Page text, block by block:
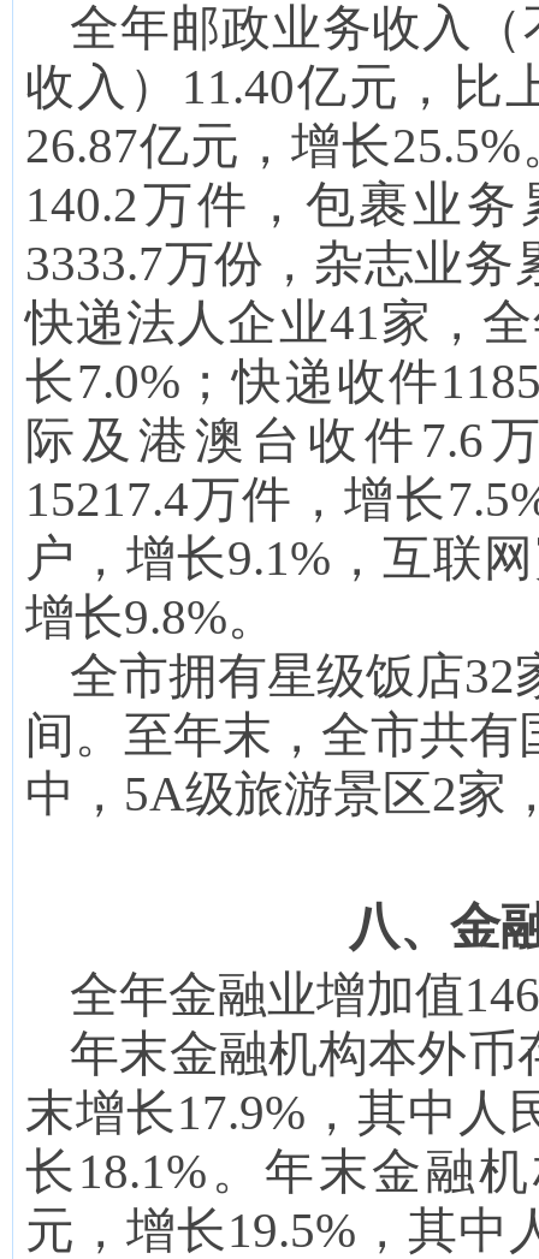
全年邮政业务收入
收入） 11.40亿元，比
26.87亿元，增长25.5%
140.2万件，包裹业务
3333.7万份，杂志业务
快递法人企业41家，
长7.0%；快递收件
际 及港澳台 收件 7.6
15217.4万件，增长7.5
户，增长9.1% ，互联
增长9.8%。
全市拥有星级饭店32
间。至年末，全市共有
中，5A级旅游景区2家
八、金
全年金融业增加值
年末金融机构本外币
末增长17.9%，其中人
长 18.1%。年末金融
元，增长19.5%，其中